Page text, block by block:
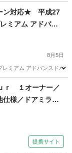
ン対応★ 平成27
ミアム アドバン
8月5日
ム アドバンスドパッ
ｒ １オーナー／
仕様／ドアミラー
ルミ／リモコン
（なし）
提携サイト